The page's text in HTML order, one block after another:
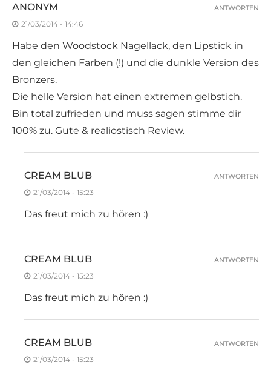
ANONYM
21/03/2014 - 14:46
Habe den Woodstock Nagellack, den Lipstick in
den gleichen Farben (!) und die dunkle Version des
Bronzers.
Die helle Version hat einen extremen gelbstich.
Bin total zufrieden und muss sagen stimme dir
100% zu. Gute & realiostisch Review.
ANTWORTEN
CREAM BLUB
21/03/2014 - 15:23
Das freut mich zu hören :)
ANTWORTEN
CREAM BLUB
21/03/2014 - 15:23
Das freut mich zu hören :)
ANTWORTEN
CREAM BLUB
21/03/2014 - 15:23
ANTWORTEN